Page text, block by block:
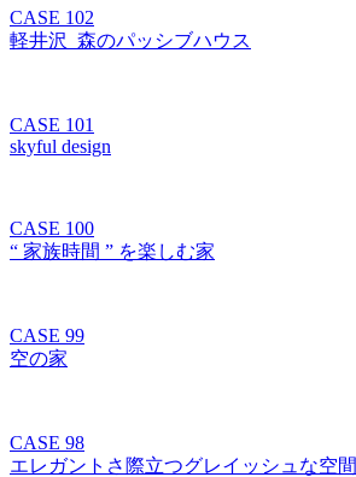
CASE 102
軽井沢_森のパッシブハウス
CASE 101
skyful design
CASE 100
“ 家族時間 ” を楽しむ家
CASE 99
空の家
CASE 98
エレガントさ際立つグレイッシュな空間